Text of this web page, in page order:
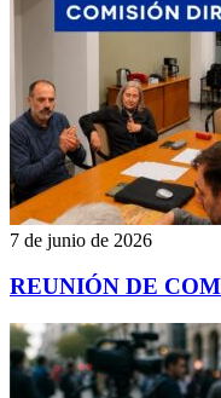
7 de junio de 2026
REUNIÓN DE